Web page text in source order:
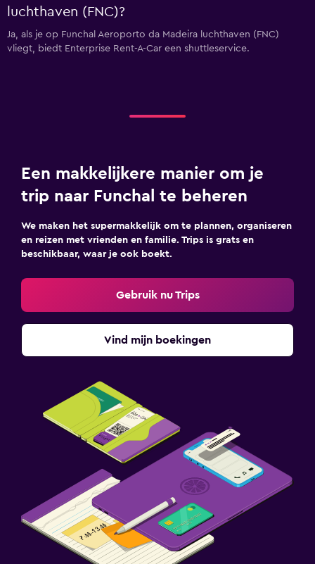
luchthaven (FNC)?
Ja, als je op Funchal Aeroporto da Madeira luchthaven (FNC)
vliegt, biedt Enterprise Rent-A-Car een shuttleservice.
Een makkelijkere manier om je
trip naar Funchal te beheren
We maken het supermakkelijk om te plannen, organiseren
en reizen met vrienden en familie. Trips is grats en
beschikbaar, waar je ook boekt.
Gebruik nu Trips
Vind mijn boekingen